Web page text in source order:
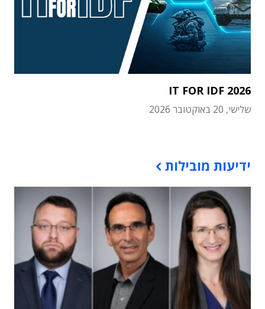
IT FOR IDF 2026
שלישי, 20 באוקטובר 2026
ידיעות מובילות